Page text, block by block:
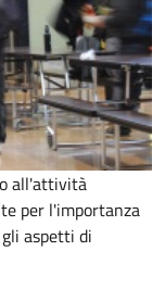
all'attività
per l'importanza
aspetti di